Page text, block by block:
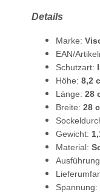
Details
Marke:
EAN/
Schutzart:
Höhe: 8,2
Länge: 28
Breite: 28
Gewicht:
Material:
Spannung: